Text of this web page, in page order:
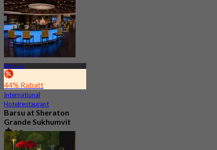
4.8
572 Gebucht
Aus฿ 650
BTS Asok
44% Rabatt
International
Hotelrestaurant
Barsu at Sheraton
Grande Sukhumvit
4.8
797 Gebucht